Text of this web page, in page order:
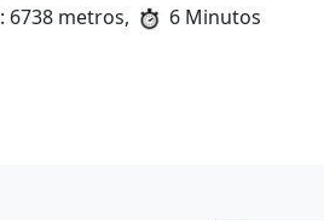
: 6738 metros, 6 Minutos